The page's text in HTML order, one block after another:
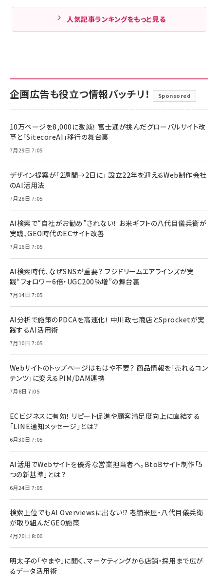
人気記事ランキングをもっと見る
企画広告も役立つ情報バッチリ！ Sponsored
10万ページを8,000に激減！ 富士通が挑んだグローバルサイト改
革と「SitecoreAI」移行の舞台裏
7月29日 7:05
デザイン提案が「2週間→2日に」 設立22年を迎えるWeb制作会社
のAI活用法
7月28日 7:05
AI検索で“自社がお勧め”されない！ お米ギフトの八代目儀兵衛が
実践、GEO時代のECサイト改善
7月16日 7:05
AI検索時代、なぜSNSが重要？ フジドリームエアラインズが実
践“フォロワー6倍・UGC200％増”の舞台裏
7月14日 7:05
AI分析で施策のPDCAを高速化！ 中川政七商店とSprocketが実
践するAI活用術
7月10日 7:05
Webサイトのトップページはもはや不要？ 商品情報を「売れるコン
テンツ」に変えるPIM/DAM連携
7月8日 7:05
ECビジネスに有効！ リピート促進や顧客満足度向上に直結する
「LINE通知メッセージ」とは？
6月30日 7:05
AI活用でWebサイトを優秀な営業担当者へ。BtoBサイト制作「5
つの新基準」とは？
6月24日 7:05
検索上位でもAI Overviewsに出ない!? 老舗米屋・八代目儀兵衛
が取り組んだGEO施策
4月20日 8:00
明太子の「やまや」に聞く、マーケティングから店舗・採用まで広が
るデータ活用術